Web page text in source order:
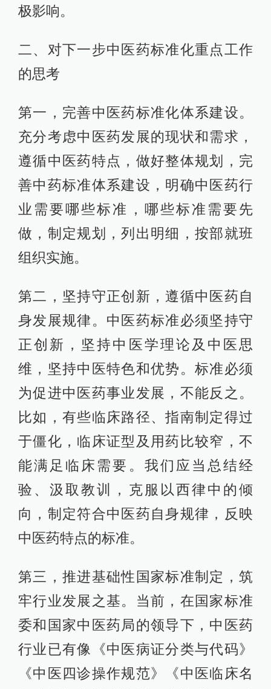
极影响。
二、对下一步中医药标准化重点工作
的思考
第一，完善中医药标准化体系建设。
充分考虑中医药发展的现状和需求，
遵循中医药特点，做好整体规划，完
善中药标准体系建设，明确中医药行
业需要哪些标准，哪些标准需要先
做，制定规划，列出明细，按部就班
组织实施。
第二，坚持守正创新，遵循中医药自
身发展规律。中医药标准必须坚持守
正创新，坚持中医学理论及中医思
维，坚持中医特色和优势。标准必须
为促进中医药事业发展，不能反之。
比如，有些临床路径、指南制定得过
于僵化，临床证型及用药比较窄，不
能满足临床需要。我们应当总结经
验、汲取教训，克服以西律中的倾
向，制定符合中医药自身规律，反映
中医药特点的标准。
第三，推进基础性国家标准制定，筑
牢行业发展之基。当前，在国家标准
委和国家中医药局的领导下，中医药
行业已有像《中医病证分类与代码》
《中医四诊操作规范》《中医临床名